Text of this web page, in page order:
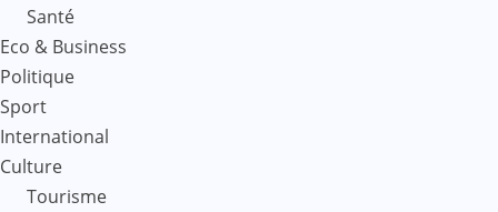
Santé
Eco & Business
Politique
Sport
International
Culture
Tourisme